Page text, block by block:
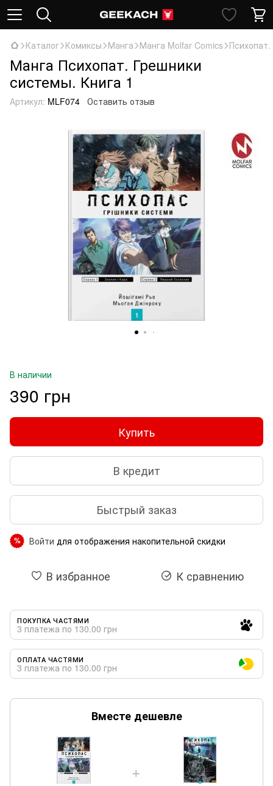
Каталог Комиксы Манга Манга Molfar Comics
Манга Психопат. Грешники
системы. Книга 1
Артикул: MLF074 Оставить отзыв
В наличии
390 грн
Купить
В кредит
Быстрый заказ
% Войти для отображения накопительной скидки
В избранное К сравнению
ПОКУПКА ЧАСТЯМИ
3 платежа по 130.00 грн
ОПЛАТА ЧАСТЯМИ
3 платежа по 130.00 грн
Вместе дешевле